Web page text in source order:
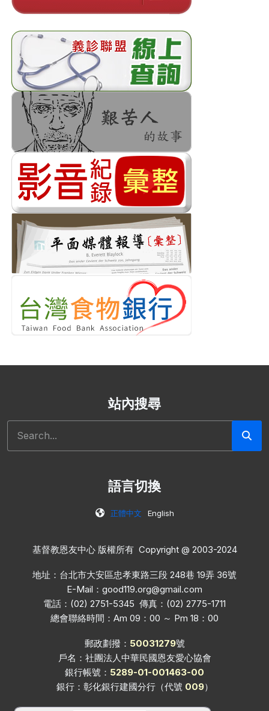
站內搜尋
語言切換
正體中文 English
基督教恩友中心 版權所有 Copyright @ 2003-2024
地址：台北市大安區忠孝東路三段 248巷 19弄 36號
E-Mail： good119.org@gmail.com
電話：(02) 2751-5345 傳真：(02) 2775-1711
總會聯絡時間：Am 09：00 ～ Pm 18：00
郵政劃撥： 50031279號
戶名：社團法人中華民國恩友愛心協會
銀行帳號： 5289-01-001463-00
銀行：彰化銀行建國分行（代號 009）